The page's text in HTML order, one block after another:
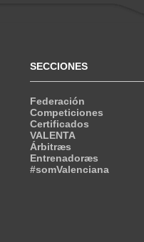
SECCIONES
Federación
Competiciones
Certificados
VALENTA
Árbitræs
Entrenadoræs
#somValenciana